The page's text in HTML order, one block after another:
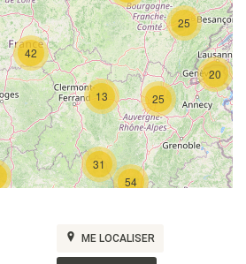
13
25
42
54
31
25
20
ME LOCALISER